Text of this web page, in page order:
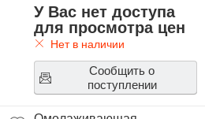
Black Snail Repair
Emulsion Miniature
У Вас нет доступа
для просмотра цен
Нет в наличии
Сообщить о
поступлении